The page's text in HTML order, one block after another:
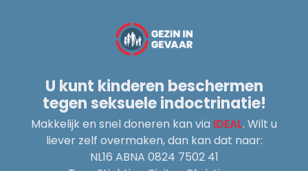
U kunt kinderen beschermen
tegen seksuele indoctrinatie!
Makkelijk en snel doneren kan via iDEAL. Wilt u
liever zelf overmaken, dan kan dat naar:
NL16 ABNA 0824 7502 41